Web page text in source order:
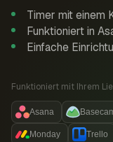
Timer mit einem
Funktioniert in
Einfache
Funktioniert mit Ihrem
Asana
Monday Trello